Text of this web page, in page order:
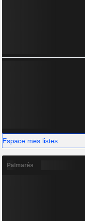
Espace mes listes
Palmarès